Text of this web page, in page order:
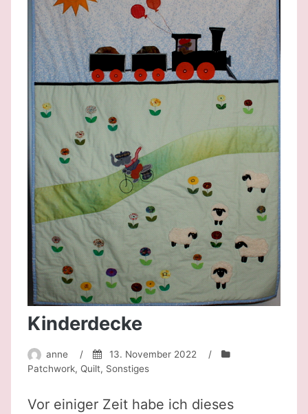
Kinderdecke
anne / 13. November 2022
/
Patchwork, Quilt, Sonstiges
Vor einiger Zeit habe ich dieses